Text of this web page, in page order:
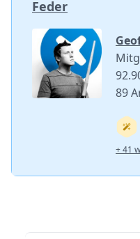
Feder
89
+ 41